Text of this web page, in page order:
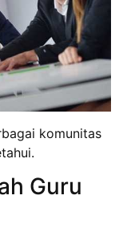
komunitas
Guru